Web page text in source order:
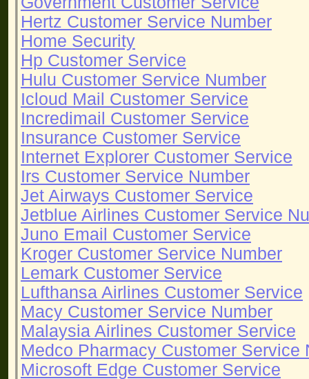
Hertz Customer Service Number
Home Security
Hp Customer Service
Hulu Customer Service Number
Icloud Mail Customer Service
Incredimail Customer Service
Insurance Customer Service
Internet Explorer Customer Service
Irs Customer Service Number
Jet Airways Customer Service
Jetblue Airlines Customer Service
Juno Email Customer Service
Kroger Customer Service Number
Lemark Customer Service
Lufthansa Airlines Customer Service
Macy Customer Service Number
Malaysia Airlines Customer Service
Medco Pharmacy Customer Service
Microsoft Edge Customer Service